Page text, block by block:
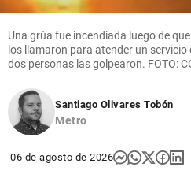
Una grúa fue incendiada luego de
los llamaron para atender un
dos personas las golpearon. FOTO:
Santiago Olivares Tobón
Metro
06 de agosto de 2026